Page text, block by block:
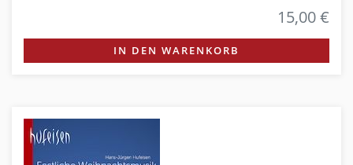
15,00 €
IN DEN WARENKORB